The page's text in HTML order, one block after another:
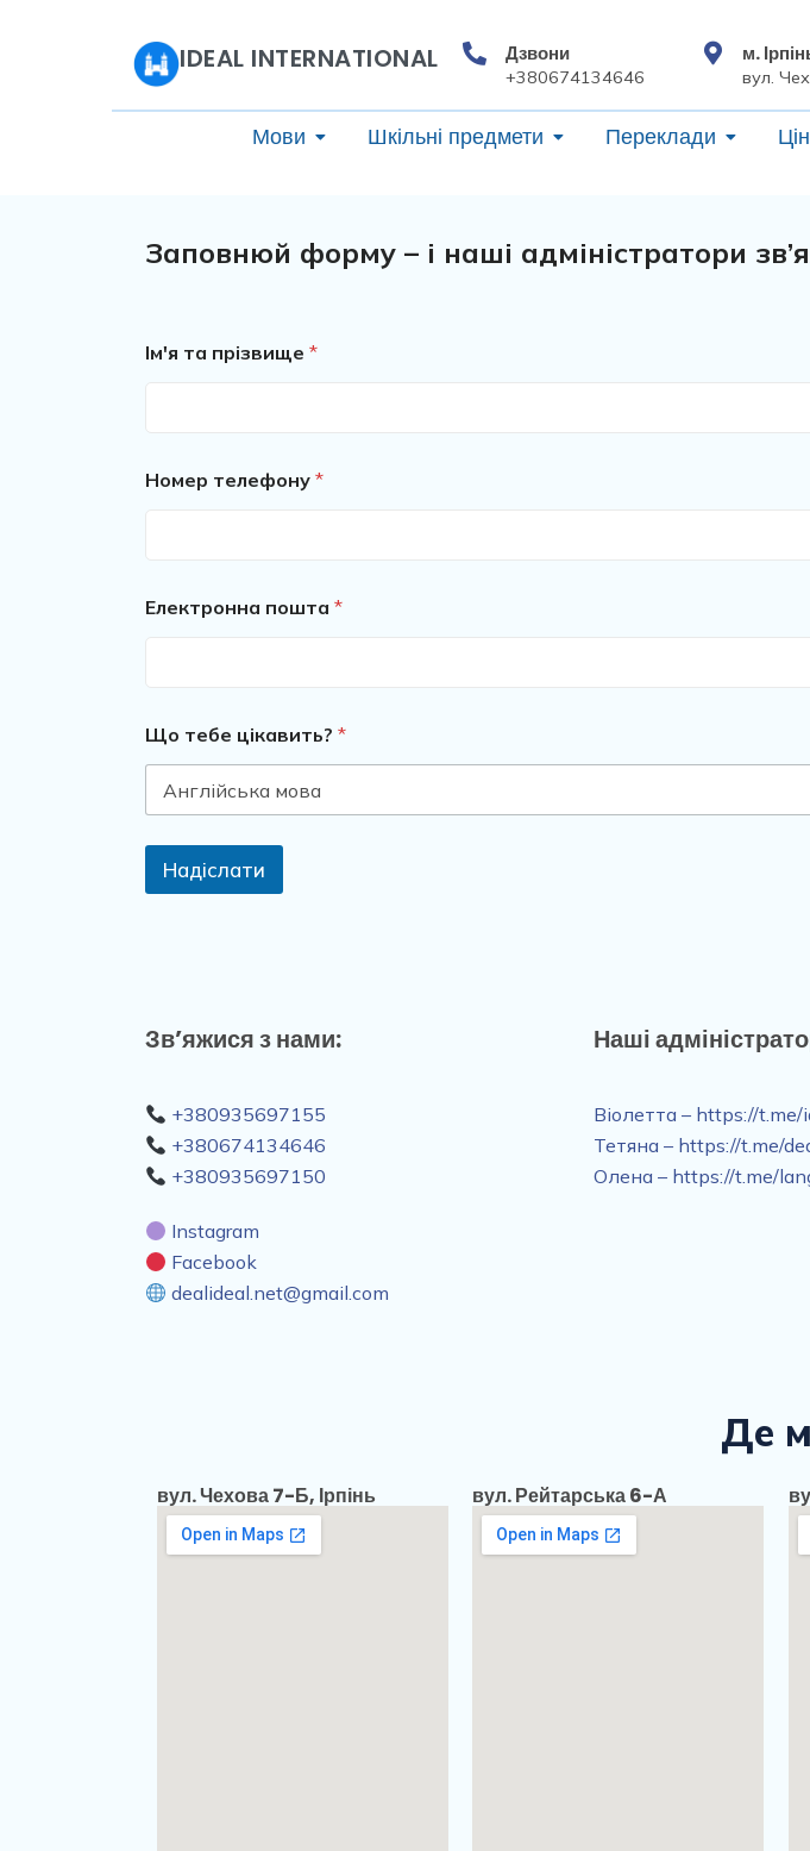
IDEAL INTERNATIONAL Дзвони
+380674134646
м.
вул.
Мови Шкільні предмети Переклади
Заповнюй форму – і наші адміністратори
Ім'я та прізвище *
Номер телефону *
Електронна пошта *
Що тебе цікавить? *
Надіслати
Зв’яжися з нами:
+380935697155
+380674134646
+380935697150
Instagram
Facebook
dealideal.net@gmail.com
Наші
Віолетта – https://t.me/
Тетяна – https://t.me/
Олена – https://t.me/
Де
вул. Чехова 7-Б, Ірпінь вул. Рейтарська 6-А